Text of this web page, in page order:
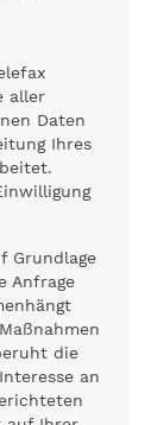
aller
Daten
Ihres
Grundlage
Anfrage
die
an